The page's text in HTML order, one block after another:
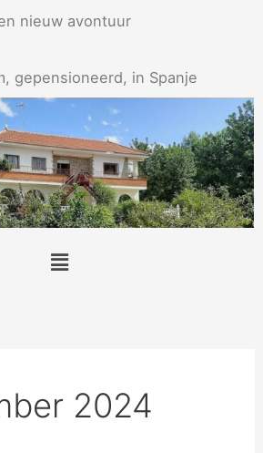
nieuw avontuur
gepensioneerd, in Spanje
Menu
2024